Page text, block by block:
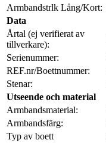
Armbandstrlk Lång/Kort:
Data
Årtal (ej verifierat av
tillverkare):
Serienummer:
REF.nr/Boettnummer:
Stenar:
Utseende och material
Armbandsmaterial:
Armbandsfärg:
Typ av boett